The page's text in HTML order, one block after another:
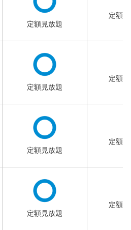
定額見放題
定額
定額見放題
定額
定額見放題
定額
定額見放題
定額